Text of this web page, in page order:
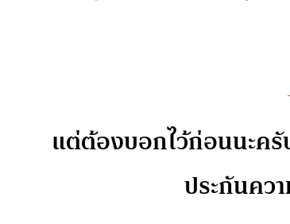
แต่ต้องบอกไว้ก่อนนะครั
ประกันคว